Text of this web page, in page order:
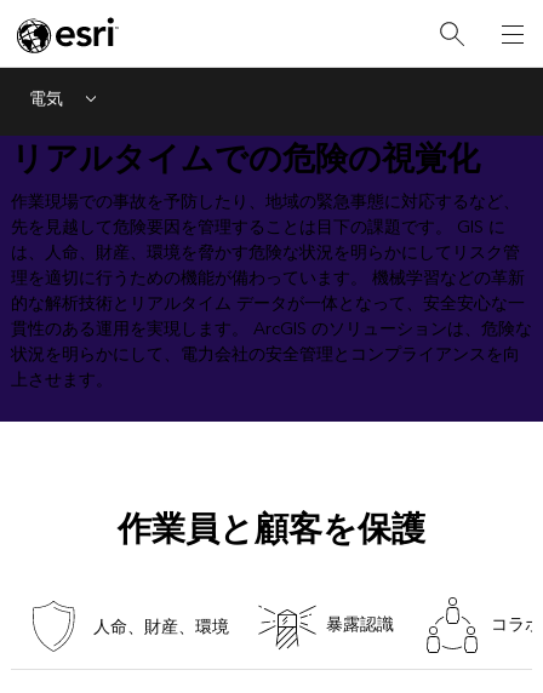
電気 Menu
リアルタイムでの危険の視覚化
作業現場での事故を予防したり、地域の緊急事態に対応するなど、
先を見越して危険要因を管理することは目下の課題です。 GIS に
は、人命、財産、環境を脅かす危険な状況を明らかにしてリスク管
理を適切に行うための機能が備わっています。 機械学習などの革新
的な解析技術とリアルタイム データが一体となって、安全安心な一
貫性のある運用を実現します。 ArcGIS のソリューションは、危険な
状況を明らかにして、電力会社の安全管理とコンプライアンスを向
上させます。
作業員と顧客を保護
人命、財産、環境 暴露認識 コラ